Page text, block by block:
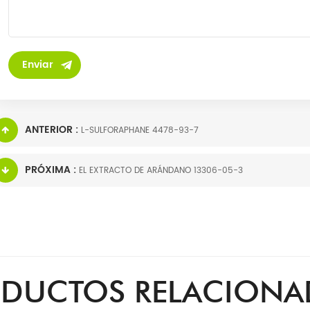
ANTERIOR : L-SULFORAPHANE 4478-93-7
PRÓXIMA : EL EXTRACTO DE ARÁNDANO 13306-05-3